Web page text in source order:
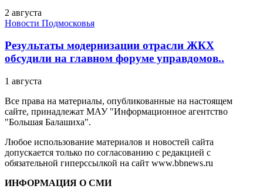
2 августа
Новости Подмосковья
Результаты модернизации отрасли ЖКХ
обсудили на главном форуме управдомов..
1 августа
Все права на материалы, опубликованные на настоящем
сайте, принадлежат МАУ "Информационное агентство
"Большая Балашиха".
Любое использование материалов и новостей сайта
допускается только по согласованию с редакцией с
обязательной гиперссылкой на сайт www.bbnews.ru
ИНФОРМАЦИЯ О СМИ